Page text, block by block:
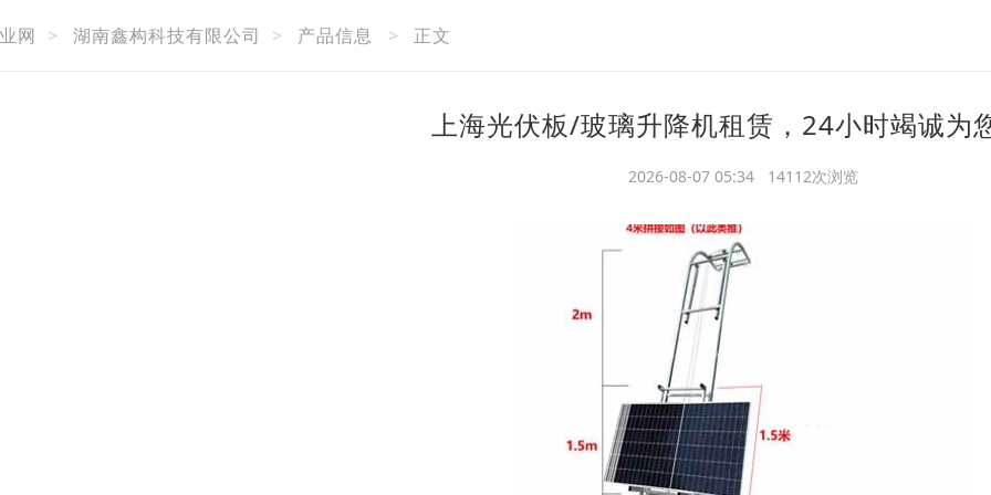
网 > 湖南鑫构科技有限公司 > 产品信息 > 正文
上海光伏板/玻璃升降机租赁，24小时竭诚为
2026-08-07 05:34 14112次浏览